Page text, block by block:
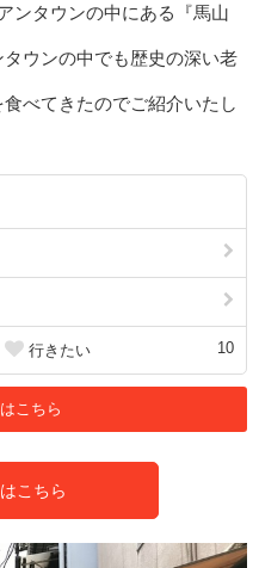
ンタウンの中にある『馬山
ウンの中でも歴史の深い老
べてきたのでご紹介いたし
行きたい 10
こちら
こちら